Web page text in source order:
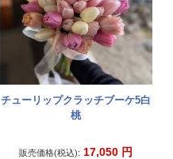
チューリップクラッチブーケ5白
桃
販売価格(税込): 17,050 円